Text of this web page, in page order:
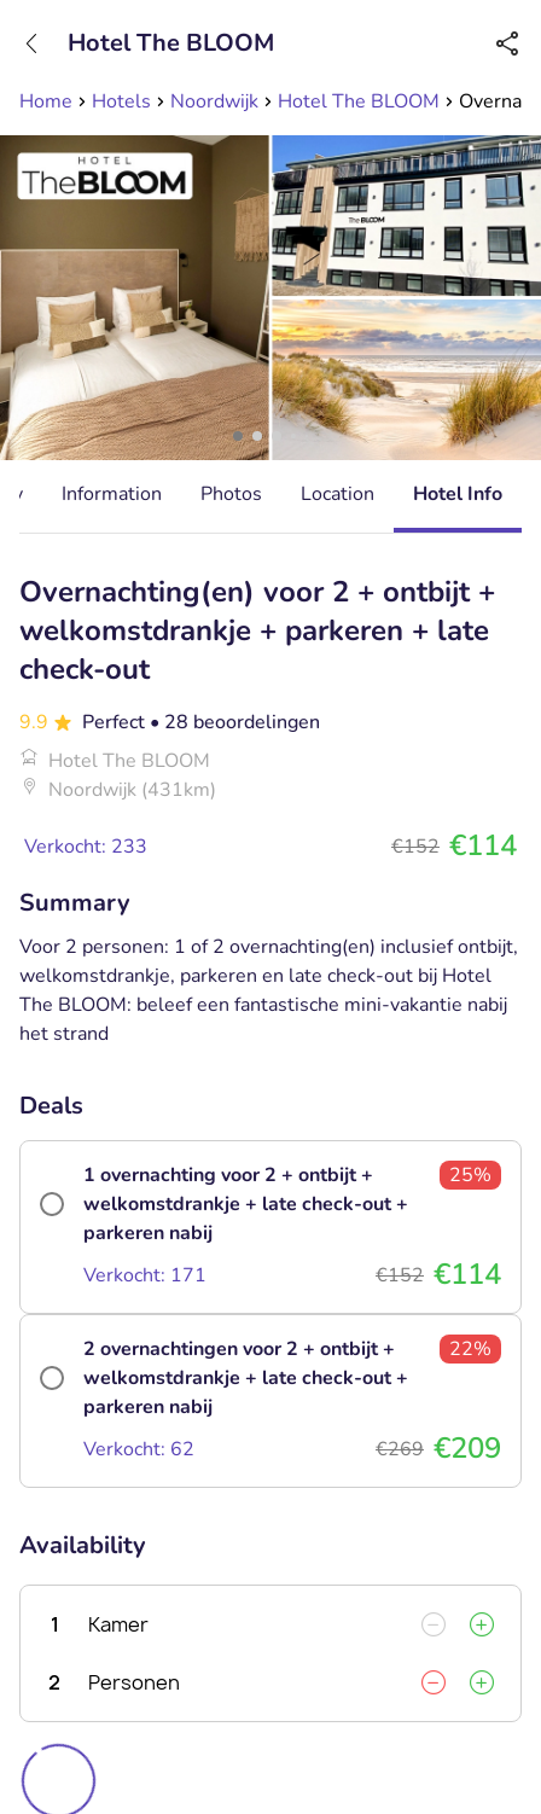
Available until 23:00
Home Hotels Noordwijk Hotel The BLOOM
Hotel The BLOOM
Information Photos Location Hotel Info
Overnachting(en) voor 2 + ontbijt +
welkomstdrankje + parkeren + late
check-out
9.9 Perfect • 28 beoordelingen
Hotel The BLOOM
Noordwijk (431km)
Verkocht: 233 €152 €114
Summary
Voor 2 personen: 1 of 2 overnachting(en) inclusief ontbijt,
welkomstdrankje, parkeren en late check-out bij Hotel
The BLOOM: beleef een fantastische mini-vakantie nabij
het strand
Deals
1 overnachting voor 2 + ontbijt +
welkomstdrankje + late check-out +
parkeren nabij
25%
Verkocht: 171 €152 €114
2 overnachtingen voor 2 + ontbijt +
welkomstdrankje + late check-out +
parkeren nabij
22%
Verkocht: 62 €269 €209
Availability
1 Kamer
2 Personen